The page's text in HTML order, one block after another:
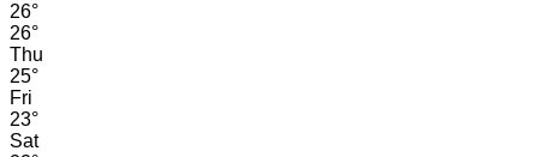
26°
26°
Thu
25°
Fri
23°
Sat